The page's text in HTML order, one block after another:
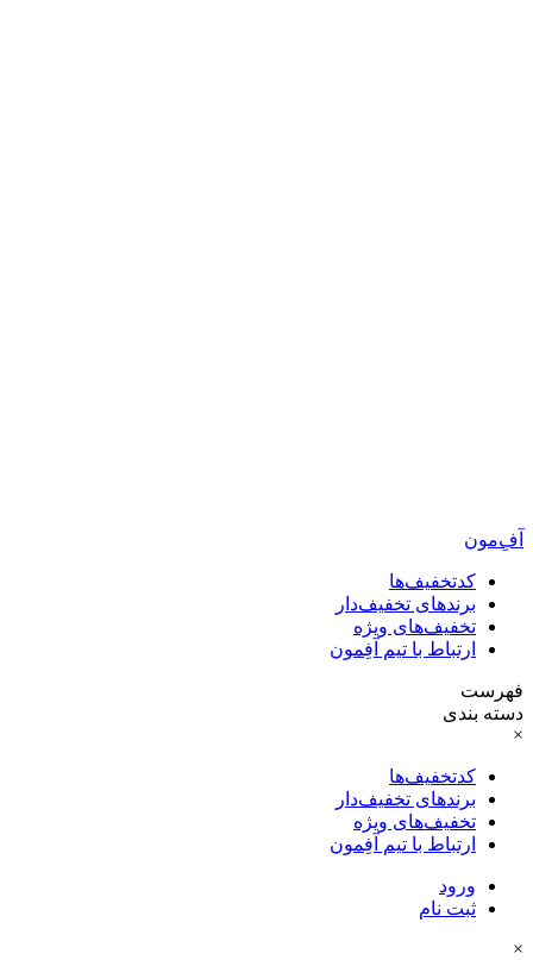
آفِ‌مون
کدتخفیف‌ها
برندهای تخفیف‌دار
تخفیف‌های ویژه
ارتباط با تیم آفِمون
فهرست
دسته بندی
×
کدتخفیف‌ها
برندهای تخفیف‌دار
تخفیف‌های ویژه
ارتباط با تیم آفِمون
ورود
ثبت نام
×